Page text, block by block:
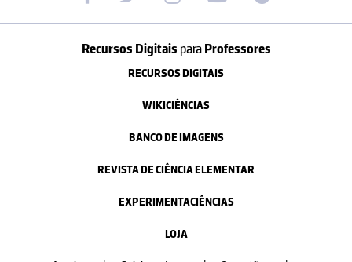
Recursos Digitais paraProfessores
RECURSOS DIGITAIS
WIKICIÊNCIAS
BANCO DE IMAGENS
REVISTA DE CIÊNCIA ELEMENTAR
EXPERIMENTACIÊNCIAS
LOJA